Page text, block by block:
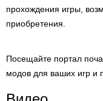
прохождения игры,
приобретения.
Посещайте портал
модов для ваших игр и